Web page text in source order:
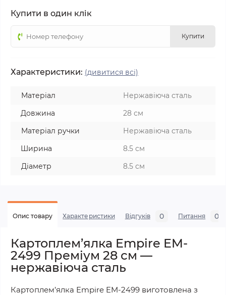
Купити в один клік
Купити
Характеристики: (дивитися всі)
Матеріал
Нержавіюча сталь
Довжина
28 см
Матеріал ручки
Нержавіюча сталь
Ширина
8.5 см
Діаметр
8.5 см
Опис товару Характеристики Відгуків 0 Питання 0
Картоплем’ялка Empire EM-
2499 Преміум 28 см —
нержавіюча сталь
Картоплем’ялка Empire EM-2499 виготовлена з